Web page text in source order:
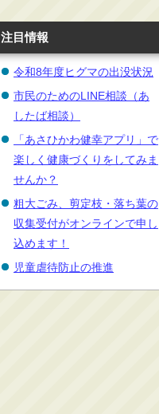
注目情報
令和8年度ヒグマの出没状況
市民のためのLINE相談（あ
したば相談）
「あさひかわ健幸アプリ」で
楽しく健康づくりをしてみま
せんか？
粗大ごみ、剪定枝・落ち葉の
収集受付がオンラインで申し
込めます！
児童虐待防止の推進